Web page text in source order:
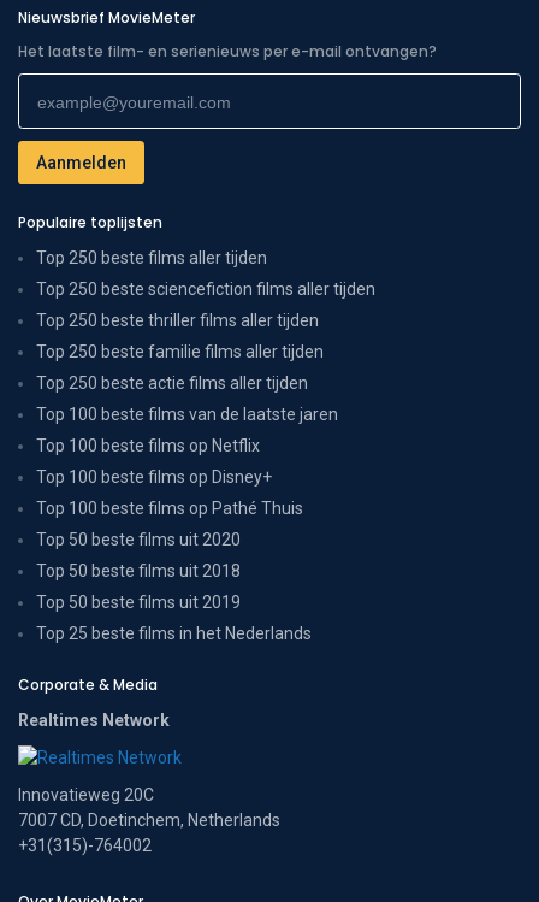
Nieuwsbrief MovieMeter
Het laatste film- en serienieuws per e-mail ontvangen?
Populaire toplijsten
Top 250 beste films aller tijden
Top 250 beste sciencefiction films aller tijden
Top 250 beste thriller films aller tijden
Top 250 beste familie films aller tijden
Top 250 beste actie films aller tijden
Top 100 beste films van de laatste jaren
Top 100 beste films op Netflix
Top 100 beste films op Disney+
Top 100 beste films op Pathé Thuis
Top 50 beste films uit 2020
Top 50 beste films uit 2018
Top 50 beste films uit 2019
Top 25 beste films in het Nederlands
Corporate & Media
Realtimes Network
Innovatieweg 20C
7007 CD, Doetinchem, Netherlands
+31(315)-764002